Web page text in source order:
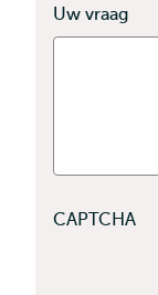
Uw vraag
CAPTCHA